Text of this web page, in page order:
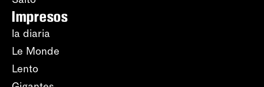
Impresos
la diaria
Le Monde
Lento